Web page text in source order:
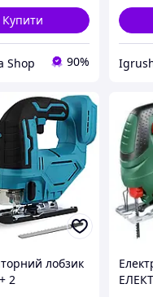
Купити
Shop 90%
лобзик
2